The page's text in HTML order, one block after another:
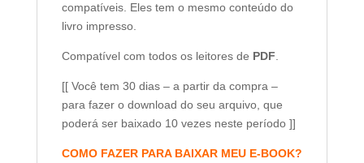
compatíveis. Eles tem o mesmo conteúdo do
livro impresso.
Compatível com todos os leitores de PDF.
[[ Você tem 30 dias – a partir da compra –
para fazer o download do seu arquivo, que
poderá ser baixado 10 vezes neste período ]]
COMO FAZER PARA BAIXAR MEU E-BOOK?